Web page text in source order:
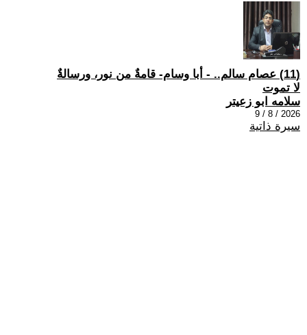
(11) عصام سالم.. - أبا وسام- قامةٌ من نور، ورسالةٌ
لا تموت
سلامه ابو زعيتر
2026 / 8 / 9
سيرة ذاتية